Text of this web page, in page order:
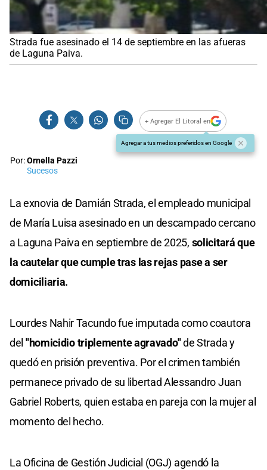
Strada fue asesinado el 14 de septiembre en las afueras
de Laguna Paiva.
+ Agregar El Litoral en
Agregar a tus medios preferidos en Google
Por:Ornella Pazzi
Sucesos
La exnovia de Damián Strada, el empleado municipal
de María Luisa asesinado en un descampado cercano
a Laguna Paiva en septiembre de 2025, solicitará que
la cautelar que cumple tras las rejas pase a ser
domiciliaria.
Lourdes Nahir Tacundo fue imputada como coautora
del "homicidio triplemente agravado"de Strada y
quedó en prisión preventiva. Por el crimen también
permanece privado de su libertad Alessandro Juan
Gabriel Roberts, quien estaba en pareja con la mujer al
momento del hecho.
La Oficina de Gestión Judicial (OGJ) agendó la